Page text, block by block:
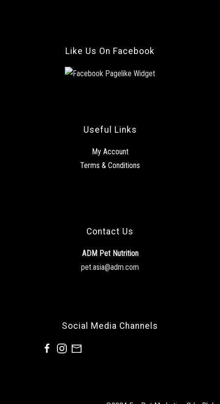
Like Us On Facebook
Useful Links
My Account
Terms & Conditions
Contact Us
ADM Pet Nutrition
pet.asia@adm.com
Social Media Channels